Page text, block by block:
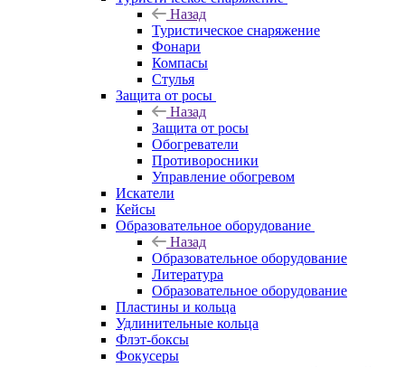
Назад
Туристическое снаряжение
Фонари
Компасы
Стулья
Защита от росы
Назад
Защита от росы
Обогреватели
Противоросники
Управление обогревом
Искатели
Кейсы
Образовательное оборудование
Назад
Образовательное оборудование
Литература
Образовательное оборудование
Пластины и кольца
Удлинительные кольца
Флэт-боксы
Фокусеры